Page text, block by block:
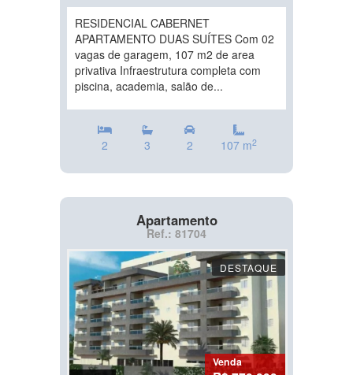
RESIDENCIAL CABERNET
APARTAMENTO DUAS SUÍTES Com 02
vagas de garagem, 107 m2 de area
privativa Infraestrutura completa com
piscina, academia, salão de...
2 3 2 107 m2
Apartamento
Ref.: 81704
DESTAQUE
Venda